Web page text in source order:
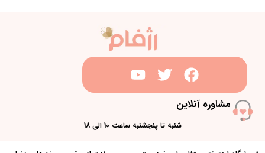
مشاوره آنلاین
شنبه تا پنجشنبه ساعت 10 الی 18